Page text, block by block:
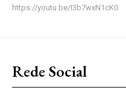
https://youtu.be/I3b7wxN1cK0
Rede Social